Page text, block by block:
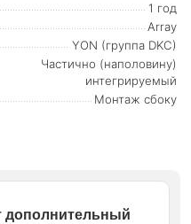
1 год
Array
YON (группа DKC)
Частично (наполовину)
интегрируемый
Монтаж сбоку
дополнительный